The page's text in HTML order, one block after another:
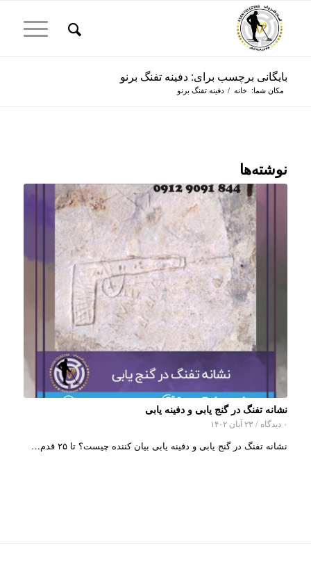
بایگانی برچسب برای: دفینه تفنگ برنو
مکان شما: خانه / دفینه تفنگ برنو
نوشته‌ها
نشانه تفنگ در گنج یابی و دفینه یابی
۰ دیدگاه / ۲۳ آبان ۱۴۰۲
نشانه تفنگ در گنج یابی و دفینه یابی بیان کننده چیست؟ تا ۲۵ قدم…